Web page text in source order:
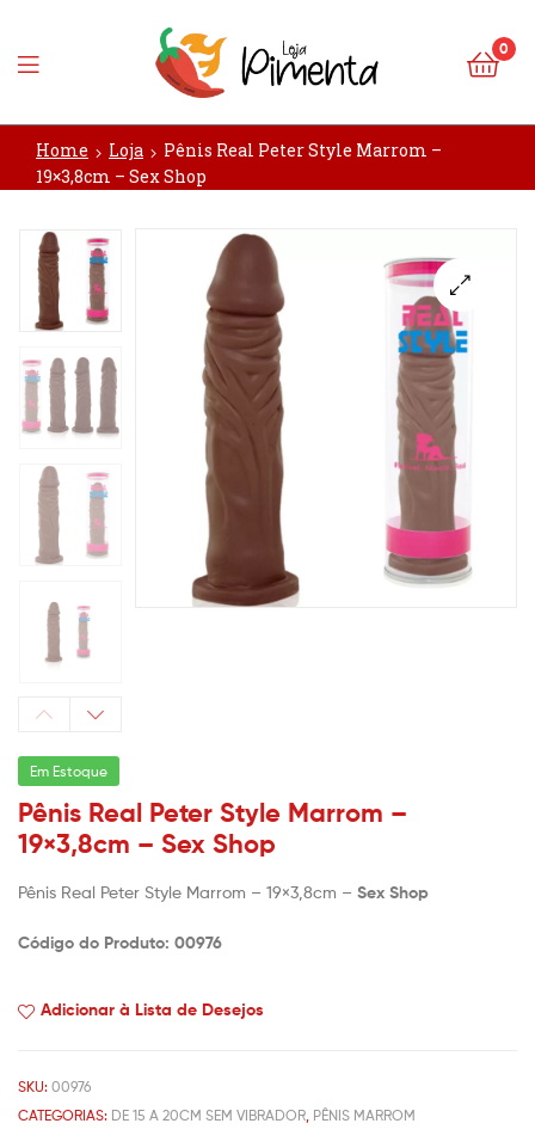
Loja
Pimenta
0
Home Loja
Pênis Real Peter Style Marrom –
19×3,8cm – Sex Shop
Em Estoque
Pênis Real Peter Style Marrom –
19×3,8cm – Sex Shop
Pênis Real Peter Style Marrom – 19×3,8cm – Sex Shop
Código do Produto: 00976
Adicionar à Lista de Desejos
SKU: 00976
CATEGORIAS: DE 15 A 20CM SEM VIBRADOR, PÊNIS MARROM